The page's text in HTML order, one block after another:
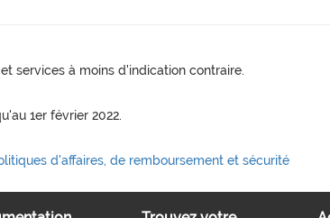
services à moins d'indication contraire.
1er février 2022.
d'affaires, de remboursement et sécurité